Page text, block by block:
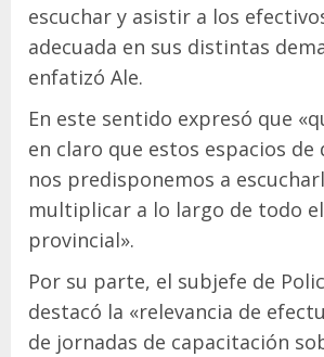
escuchar y asistir a los
adecuada en sus distintas
enfatizó Ale.
En este sentido expresó que
en claro que estos espacios de
nos predisponemos a
multiplicar a lo largo de todo
provincial».
Por su parte, el subjefe de
destacó la «relevancia de
de jornadas de capacitación